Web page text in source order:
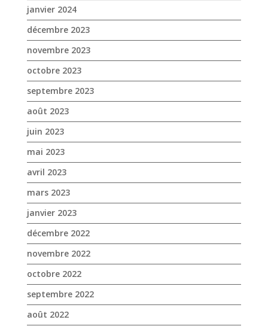
août 2023
juin 2023
mai 2023
avril 2023
mars 2023
janvier 2023
décembre 2022
novembre 2022
octobre 2022
septembre 2022
août 2022
juillet 2022
juin 2022
mai 2022
avril 2022
mars 2022